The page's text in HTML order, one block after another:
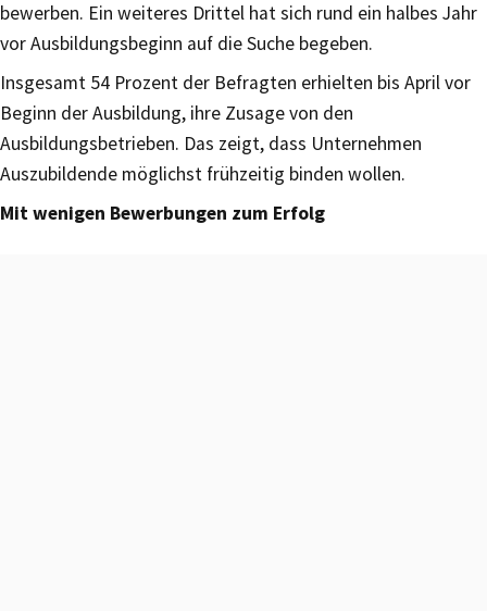
bewerben. Ein weiteres Drittel hat sich rund ein halbes Jahr
vor Ausbildungsbeginn auf die Suche begeben.
Insgesamt 54 Prozent der Befragten erhielten bis April vor
Beginn der Ausbildung, ihre Zusage von den
Ausbildungsbetrieben. Das zeigt, dass Unternehmen
Auszubildende möglichst frühzeitig binden wollen.
Mit wenigen Bewerbungen zum Erfolg